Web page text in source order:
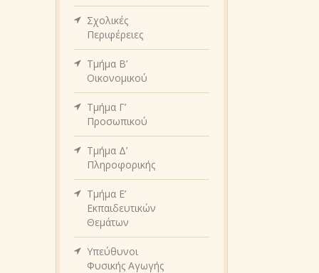
Σχολικές
Περιφέρειες
Τμήμα Β’
Οικονομικού
Τμήμα Γ’
Προσωπικού
Τμήμα Δ’
Πληροφορικής
Τμήμα Ε’
Εκπαιδευτικών
Θεμάτων
Υπεύθυνοι
Φυσικής Αγωγής